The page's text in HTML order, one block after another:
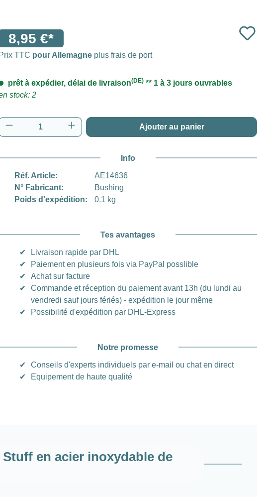
8,95 €*
Prix TTC pour Allemagne plus frais de port
prêt à expédier, délai de livraison(DE) ** 1 à 3 jours ouvrables
stock: 2
de produit : Entrez la quantité souhaitée
Ajouter au panier
Info
Réf. Article:
AE14636
N° Fabricant:
Bushing
Poids d'expédition:
0.1 kg
Tes avantages
✔
Livraison rapide par DHL
✔
Paiement en plusieurs fois via PayPal posslible
✔
Achat sur facture
✔
Commande et réception du paiement avant 13h (du lundi au
vendredi sauf jours fériés) - expédition le jour même
✔
Possibilité d'expédition par DHL-Express
Notre promesse
✔
Conseils d'experts individuels par e-mail ou chat en direct
✔
Equipement de haute qualité
en acier inoxydable de